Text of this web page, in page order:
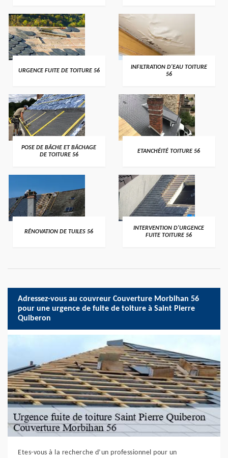
>
URGENCE FUITE DE TOITURE 56 >
INFILTRATION D'EAU TOITURE
56
>
POSE DE BÂCHE ET BÂCHAGE
DE TOITURE 56
>
ETANCHÉITÉ TOITURE 56
>
RÉNOVATION DE TUILES 56 >
INTERVENTION D'URGENCE
FUITE TOITURE 56
Adressez-vous au couvreur Couverture Morbihan 56
pour une urgence de fuite de toiture à Saint Pierre
Quiberon
Etes-vous à la recherche d’un professionnel pour un